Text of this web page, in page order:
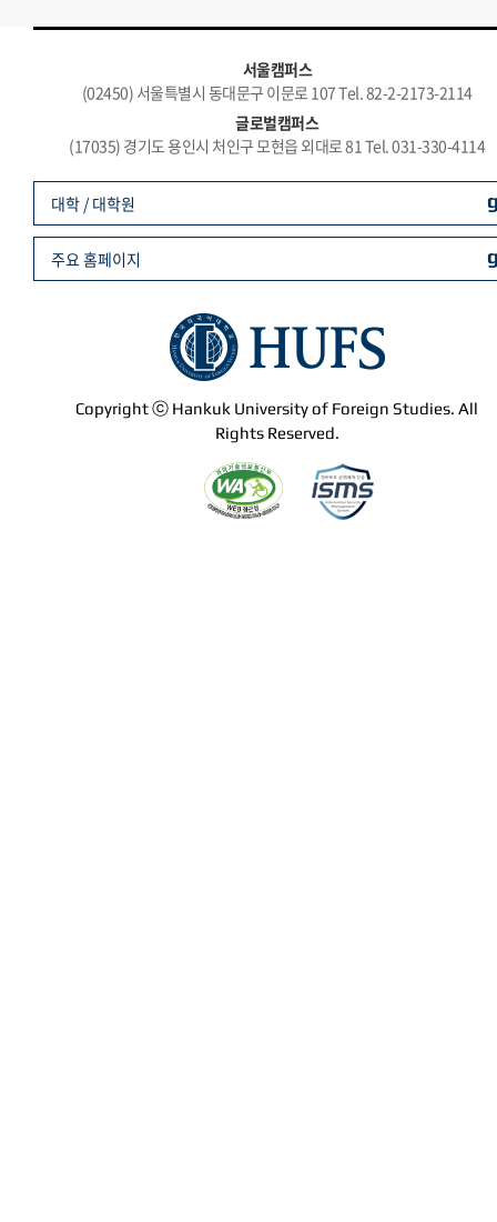
서울캠퍼스
(02450) 서울특별시 동대문구 이문로 107 Tel. 82-2-2173-2114
글로벌캠퍼스
(17035) 경기도 용인시 처인구 모현읍 외대로 81 Tel. 031-330-4114
Copyright ⓒ Hankuk University of Foreign Studies. All
Rights Reserved.
대학 / 대학원
주요 홈페이지